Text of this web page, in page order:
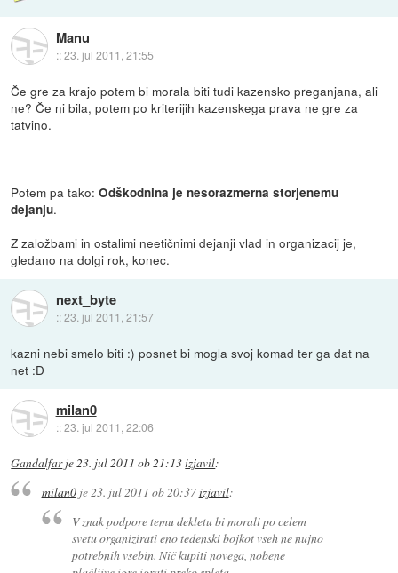
Manu
::23. jul 2011, 21:55
Če gre za krajo potem bi morala biti tudi kazensko preganjana, ali
ne? Če ni bila, potem po kriterijih kazenskega prava ne gre za
tatvino.
Potem pa tako:Odškodnina je nesorazmerna storjenemu
dejanju.
Z založbami in ostalimi neetičnimi dejanji vlad in organizacij je,
gledano na dolgi rok, konec.
next_byte
::23. jul 2011, 21:57
kazni nebi smelo biti :) posnet bi mogla svoj komad ter ga dat na
net :D
milan0
::23. jul 2011, 22:06
Gandalfarje23. jul 2011 ob 21:13izjavil:
milan0je23. jul 2011 ob 20:37izjavil:
V znak podpore temu dekletu bi morali po celem
svetu organizirati eno tedenski bojkot vseh ne nujno
potrebnih vsebin. Nič kupiti novega, nobene